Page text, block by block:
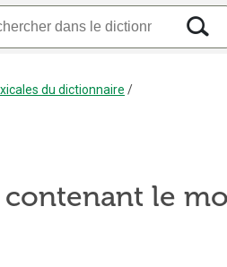
du dictionnaire /
contenant le